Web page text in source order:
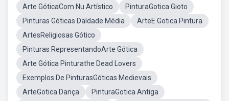
Arte GóticaCom Nu Artístico
PinturaGotica Gioto
Pinturas Góticas DaIdade Média
ArteE Gotica Pintura
ArtesReligiosas Gótico
Pinturas RepresentandoArte Gótica
Arte Gótica Pinturathe Dead Lovers
Exemplos De PinturasGóticas Medievais
ArteGotica Dança
PinturaGotica Antiga